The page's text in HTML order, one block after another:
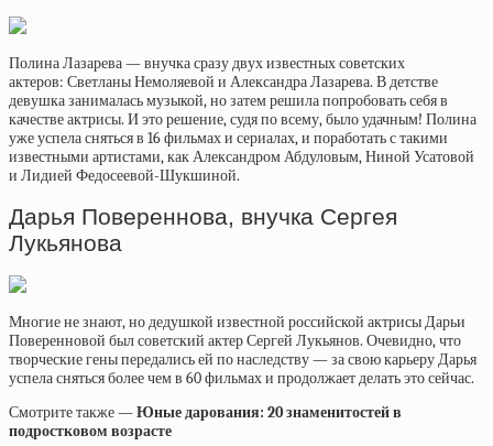
Полина Лазарева — внучка сразу двух известных советских
актеров: Светланы Немоляевой и Александра Лазарева. В детстве
девушка занималась музыкой, но затем решила попробовать себя в
качестве актрисы. И это решение, судя по всему, было удачным! Полина
уже успела сняться в 16 фильмах и сериалах, и поработать с такими
известными артистами, как Александром Абдуловым, Ниной Усатовой
и Лидией Федосеевой-Шукшиной.
Дарья Повереннова, внучка Сергея
Лукьянова
Многие не знают, но дедушкой известной российской актрисы Дарьи
Поверенновой был советский актер Сергей Лукьянов. Очевидно, что
творческие гены передались ей по наследству — за свою карьеру Дарья
успела сняться более чем в 60 фильмах и продолжает делать это сейчас.
Смотрите также —Юные дарования: 20 знаменитостей в
подростковом возрасте